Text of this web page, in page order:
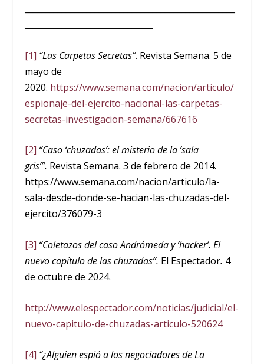
[1] “Las Carpetas Secretas”. Revista Semana. 5 de
mayo de
2020. https://www.semana.com/nacion/articulo/
espionaje-del-ejercito-nacional-las-carpetas-
secretas-investigacion-semana/667616
[2] “Caso ‘chuzadas’: el misterio de la ‘sala
gris’”. Revista Semana. 3 de febrero de 2014.
https://www.semana.com/nacion/articulo/la-
sala-desde-donde-se-hacian-las-chuzadas-del-
ejercito/376079-3
[3] “Coletazos del caso Andrómeda y ‘hacker’. El
nuevo capítulo de las chuzadas”. El Espectador. 4
de octubre de 2024.
http://www.elespectador.com/noticias/judicial/el-
nuevo-capitulo-de-chuzadas-articulo-520624
[4] “¿Alguien espió a los negociadores de La